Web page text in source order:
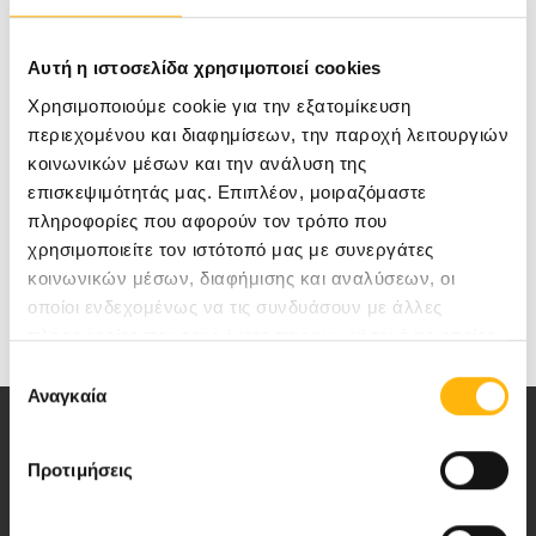
Αυτή η ιστοσελίδα χρησιμοποιεί cookies
Χρησιμοποιούμε cookie για την εξατομίκευση
περιεχομένου και διαφημίσεων, την παροχή λειτουργιών
κοινωνικών μέσων και την ανάλυση της
επισκεψιμότητάς μας. Επιπλέον, μοιραζόμαστε
πληροφορίες που αφορούν τον τρόπο που
χρησιμοποιείτε τον ιστότοπό μας με συνεργάτες
κοινωνικών μέσων, διαφήμισης και αναλύσεων, οι
οποίοι ενδεχομένως να τις συνδυάσουν με άλλες
πληροφορίες που τους έχετε παραχωρήσει ή τις οποίες
των υπηρεσιών τους.
συγκατάθεσης
Αναγκαία
Προτιμήσεις
Γιατί στόχος μας είναι να φροντίζουμε την
υγεία σας, που για εμάς είναι το Α και το Ω!